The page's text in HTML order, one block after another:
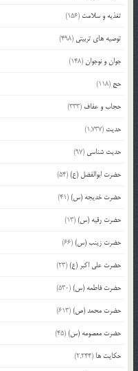
تغذیه و سلامت (156)
توصیه های تربیتی (498)
جوان و نوجوان(148)
حج (118)
حجاب و عفاف (333)
حدیث (1,737)
حدیث شناسی (97)
حضرت ابوالفضل (ع)(54)
حضرت خدیجه (س)(41)
حضرت رقیه (س)(13)
حضرت زینب (س)(66)
حضرت علی اکبر (ع)(23)
حضرت فاطمه (س)(530)
حضرت محمد (ص)(613)
حضرت معصومه (س)(45)
حکایت ها (2,244)